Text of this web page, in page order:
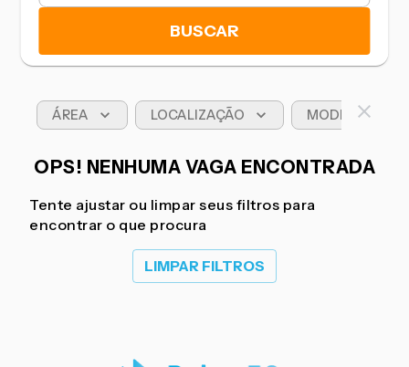
BUSCAR
ÁREA LOCALIZAÇÃO MODELO DE
OPS! NENHUMA VAGA ENCONTRADA
Tente ajustar ou limpar seus filtros para
encontrar o que procura
LIMPAR FILTROS